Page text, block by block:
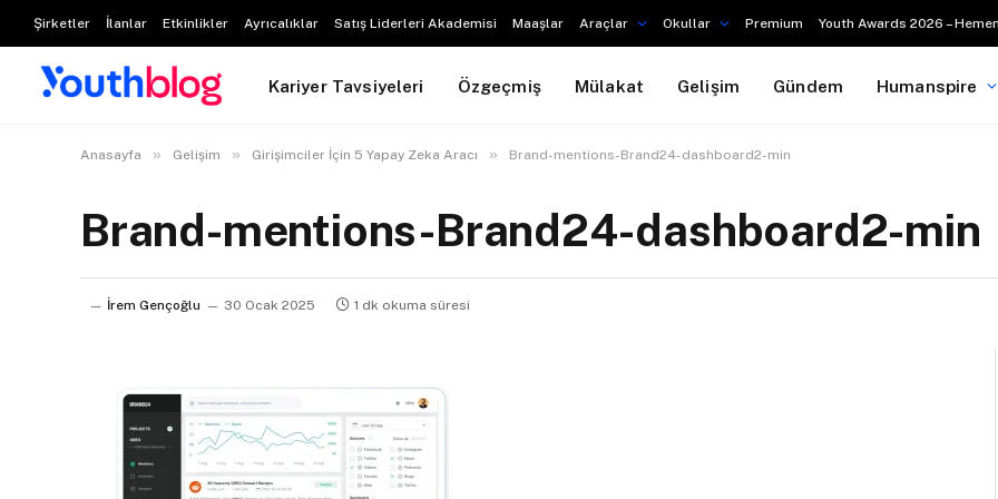
Şirketler İlanlar Etkinlikler Ayrıcalıklar Satış Liderleri Akademisi Maaşlar Araçlar Okullar Premium Youth Awards 2026 –
Kariyer Tavsiyeleri Özgeçmiş Mülakat Gelişim Gündem Humanspire
Anasayfa » Gelişim » Girişimciler İçin 5 Yapay Zeka Aracı » Brand-mentions-Brand24-dashboard2-min
Brand-mentions-Brand24-dashboard2-min
İrem Gençoğlu 30 Ocak 2025 1 dk okuma süresi